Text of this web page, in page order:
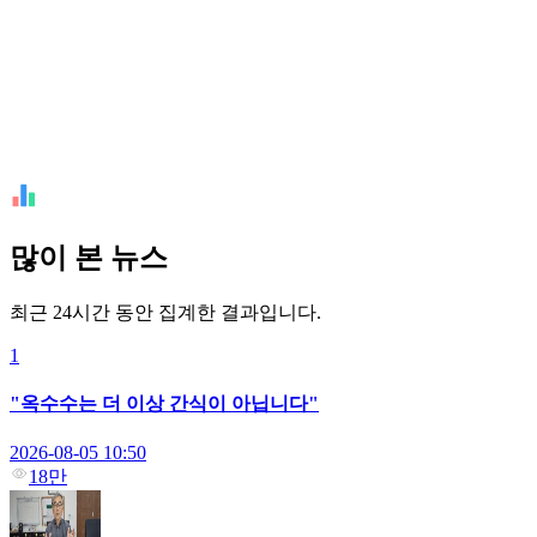
많이 본 뉴스
최근 24시간 동안 집계한 결과입니다.
1
"옥수수는 더 이상 간식이 아닙니다"
2026-08-05 10:50
18만